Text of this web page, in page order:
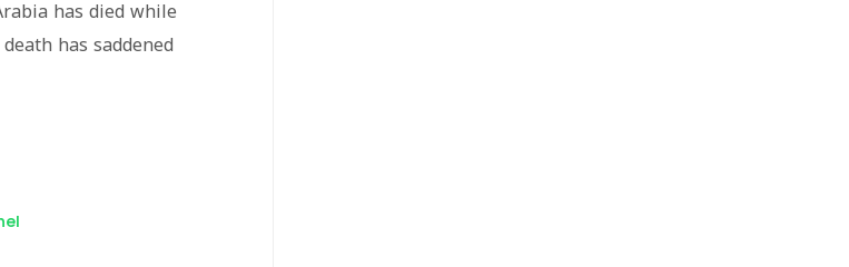
has died while
has saddened